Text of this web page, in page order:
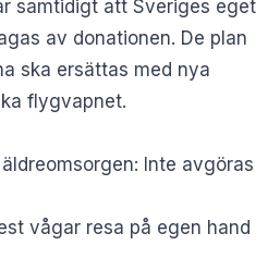
samtidigt att Sveriges eget
av donationen. De plan
ska ersättas med nya
flygvapnet.
Inte avgöras
vågar resa på egen hand